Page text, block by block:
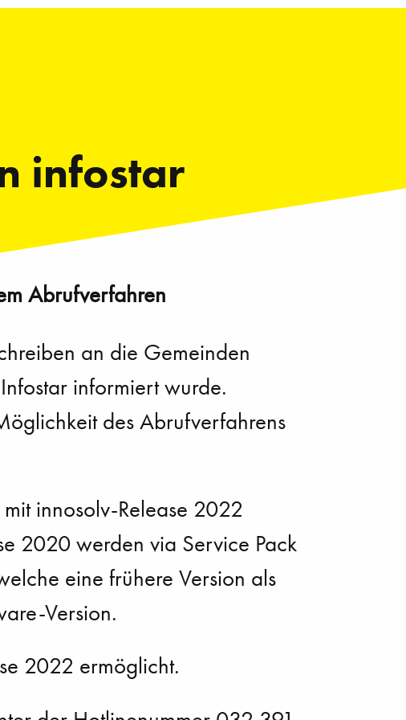
infostar
Abrufverfahren
an die Gemeinden
informiert wurde.
des Abrufverfahrens
innosolv-Release 2022
2020 werden via Service Pack
eine frühere Version als
Version.
2022 ermöglicht.